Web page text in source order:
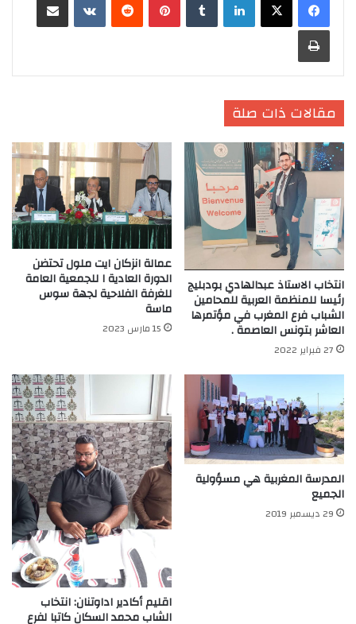
طباعة
مقالات ذات صلة
انتخاب الاستاذ عبدالهادي بودبليج
رئيسا للمنظمة العربية للمحامين
الشباب فرع المغرب في مؤتمرها
العاشر بتونس العاصمة .
27 فبراير 2022
عمالة انزكان ايت ملول تحتضن
الدورة العادية ا للجمعية العامة
للغرفة الفلاحية لجهة سوس
ماسة
15 مارس 2023
المدرسة المغربية هي مسؤولية
الجميع
29 ديسمبر 2019
اقليم أكادير اداوتنان: انتخاب
الشاب محمد السكان كاتبا لفرع